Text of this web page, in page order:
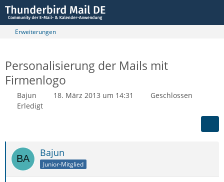
Erweiterungen
Personalisierung der Mails mit
Firmenlogo
Bajun 18. März 2013 um 14:31
Geschlossen
Erledigt
Bajun
Junior-Mitglied